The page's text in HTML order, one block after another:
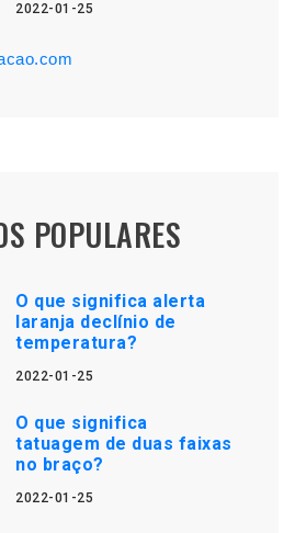
2022-01-25
POPULARES
O que significa alerta
laranja declínio de
temperatura?
2022-01-25
O que significa
tatuagem de duas faixas
no braço?
2022-01-25